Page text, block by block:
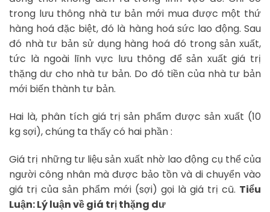
trong lưu thông nhà tư bản mới mua được một thứ
hàng hoá đặc biệt, đó là hàng hoá sức lao động. Sau
đó nhà tư bản sử dụng hàng hoá đó trong sản xuất,
tức là ngoài lĩnh vực lưu thông để sản xuất giá trị
thặng dư cho nhà tư bản. Do đó tiền của nhà tư bản
mới biến thành tư bản.
Hai là, phân tích giá trị sản phẩm được sản xuất (10
kg sợi), chúng ta thấy có hai phần :
Giá trị những tư liệu sản xuất nhờ lao động cụ thể của
người công nhân mà được bảo tồn và di chuyển vào
giá trị của sản phẩm mới (sợi) gọi là giá trị cũ. Tiểu
Luận: Lý luận về giá trị thặng dư